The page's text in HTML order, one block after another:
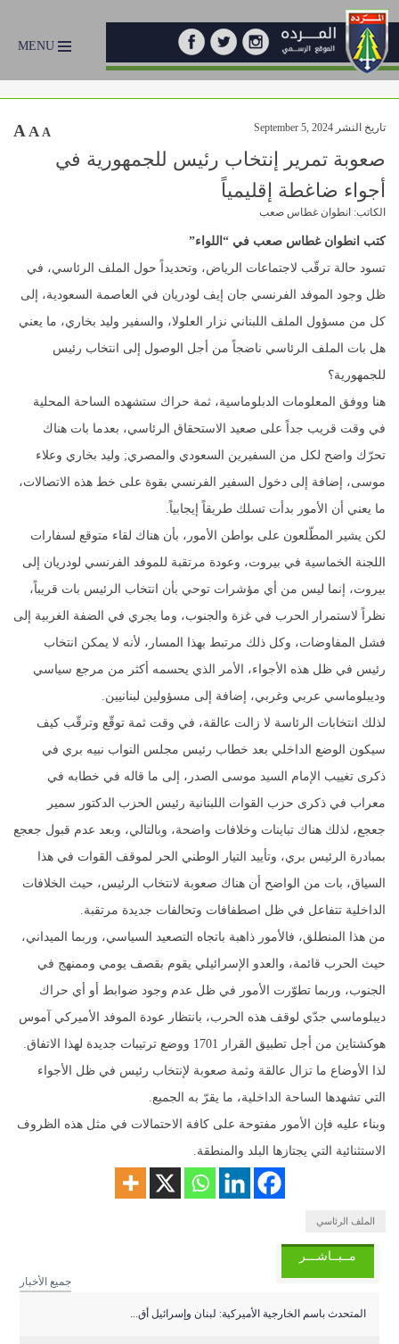
MENU
تاريخ النشر September 5, 2024 A A A
صعوبة تمرير إنتخاب رئيس للجمهورية في
أجواء ضاغطة إقليمياً
الكاتب: انطوان غطاس صعب
كتب انطوان غطاس صعب في “اللواء”
تسود حالة ترقّب لاجتماعات الرياض، وتحديداً حول الملف الرئاسي، في
ظل وجود الموفد الفرنسي جان إيف لودريان في العاصمة السعودية، إلى
كل من مسؤول الملف اللبناني نزار العلولا، والسفير وليد بخاري، ما يعني
هل بات الملف الرئاسي ناضجاً من أجل الوصول إلى انتخاب رئيس
للجمهورية؟
هنا ووفق المعلومات الدبلوماسية، ثمة حراك ستشهده الساحة المحلية
في وقت قريب جداً على صعيد الاستحقاق الرئاسي، بعدما بات هناك
تحرّك واضح لكل من السفيرين السعودي والمصري; وليد بخاري وعلاء
موسى، إضافة إلى دخول السفير الفرنسي بقوة على خط هذه الاتصالات،
ما يعني أن الأمور بدأت تسلك طريقاً إيجابياً.
لكن يشير المطّلعون على بواطن الأمور، بأن هناك لقاء متوقع لسفارات
اللجنة الخماسية في بيروت، وعودة مرتقبة للموفد الفرنسي لودريان إلى
بيروت، إنما ليس من أي مؤشرات توحي بأن انتخاب الرئيس بات قريباً،
نظراً لاستمرار الحرب في غزة والجنوب، وما يجري في الضفة الغربية إلى
فشل المفاوضات، وكل ذلك مرتبط بهذا المسار، لأنه لا يمكن انتخاب
رئيس في ظل هذه الأجواء، الأمر الذي يحسمه أكثر من مرجع سياسي
وديبلوماسي عربي وغربي، إضافة إلى مسؤولين لبنانيين.
لذلك انتخابات الرئاسة لا زالت عالقة، في وقت ثمة توقّع وترقّب كيف
سيكون الوضع الداخلي بعد خطاب رئيس مجلس النواب نبيه بري في
ذكرى تغييب الإمام السيد موسى الصدر، إلى ما قاله في خطابه في
معراب في ذكرى حزب القوات اللبنانية رئيس الحزب الدكتور سمير
جعجع، لذلك هناك تباينات وخلافات واضحة، وبالتالي، وبعد عدم قبول جعجع
بمبادرة الرئيس بري، وتأييد التيار الوطني الحر لموقف القوات في هذا
السياق، بات من الواضح أن هناك صعوبة لانتخاب الرئيس، حيث الخلافات
الداخلية تتفاعل في ظل اصطفافات وتحالفات جديدة مرتقبة.
من هذا المنطلق، فالأمور ذاهبة باتجاه التصعيد السياسي، وربما الميداني،
حيث الحرب قائمة، والعدو الإسرائيلي يقوم بقصف يومي وممنهج في
الجنوب، وربما تطوّرت الأمور في ظل عدم وجود ضوابط أو أي حراك
ديبلوماسي جدّي لوقف هذه الحرب، بانتظار عودة الموفد الأميركي آموس
هوكشتاين من أجل تطبيق القرار 1701 ووضع ترتيبات جديدة لهذا الاتفاق.
لذا الأوضاع ما تزال عالقة وثمة صعوبة لإنتخاب رئيس في ظل الأجواء
التي تشهدها الساحة الداخلية، ما يقرّ به الجميع.
وبناء عليه فإن الأمور مفتوحة على كافة الاحتمالات في مثل هذه الظروف
الاستثنائية التي يجتازها البلد والمنطقة.
الملف الرئاسي
مــبــاشـــر
جميع الأخبار
المتحدث باسم الخارجية الأميركية: لبنان وإسرائيل أق...